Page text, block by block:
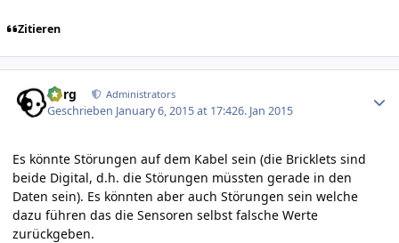
Zitieren
borg Administrators
Geschrieben January 6, 2015 at 17:426. Jan 2015
Es könnte Störungen auf dem Kabel sein (die Bricklets sind
beide Digital, d.h. die Störungen müssten gerade in den
Daten sein). Es könnten aber auch Störungen sein welche
dazu führen das die Sensoren selbst falsche Werte
zurückgeben.